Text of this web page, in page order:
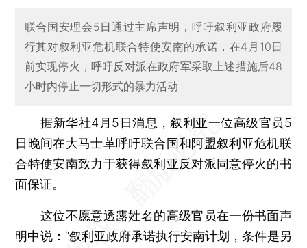
联合国安理会5日通过主席声明，呼吁叙利亚政府履
行其对叙利亚危机联合特使安南的承诺，在4月10日
前实现停火，呼吁反对派在政府军采取上述措施后48
小时内停止一切形式的暴力活动
据新华社4月5日消息，叙利亚一位高级官员5
日晚间在大马士革呼吁联合国和阿盟叙利亚危机联
合特使安南致力于获得叙利亚反对派同意停火的书
面保证。
这位不愿意透露姓名的高级官员在一份书面声
明中说：“叙利亚政府承诺执行安南计划，条件是另